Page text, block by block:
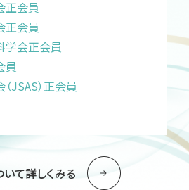
正会員
正会員
学会正会員
員
JSAS）正会員
いて詳しくみる